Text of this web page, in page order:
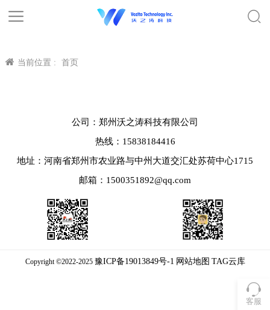
当前位置 : 首页
客服
公司：郑州沃之涛科技有限公司
热线：15838184416
地址：河南省郑州市农业路与中州大道交汇处苏荷中心1715
邮箱：1500351892@qq.com
Copyright ©2022-2025 豫ICP备19013849号-1 网站地图 TAG云库